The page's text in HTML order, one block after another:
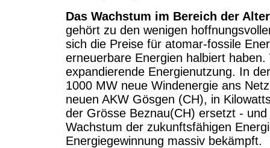
Das Wachstum im Bereich der
gehört zu den wenigen
sich die Preise für atomar-fossile
erneuerbare Energien halbiert
expandierende Energienutzung. In
1000 MW neue Windenergie ans
neuen AKW Gösgen (CH), in
der Grösse Beznau(CH) ersetzt -
Wachstum der zukunftsfähigen
Energiegewinnung massiv bekämpft.